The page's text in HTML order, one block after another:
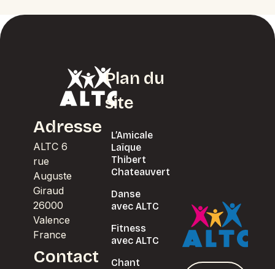
Adresse
ALTC 6
rue
Auguste
Giraud
26000
Valence
France
Contact
Plan du
site
L’Amicale
Laïque
Thibert
Chateauvert
Danse
avec ALTC
Fitness
avec ALTC
Chant